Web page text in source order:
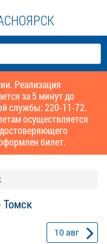
Реализация
за 5 минут до
службы: 220-11-72.
осуществляется
билет.
Томск
10авг